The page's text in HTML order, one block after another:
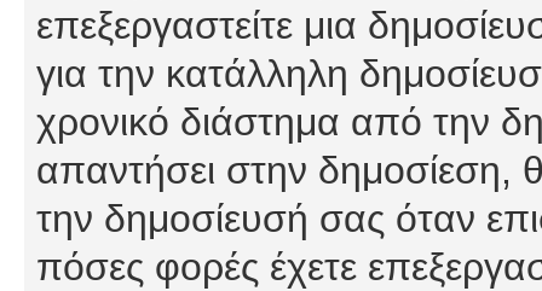
επεξεργαστείτε μια
για την κατάλληλη
χρονικό διάστημα από την
απαντήσει στην δημοσίεση,
την δημοσίευσή σας όταν
πόσες φορές έχετε